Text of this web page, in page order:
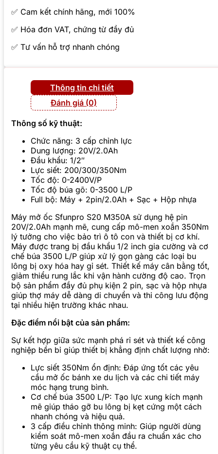
✅ Cam kết chính hãng, mới 100%
✅ Hóa đơn VAT, chứng từ đầy đủ
✅ Tư vấn hỗ trợ nhanh chóng
Thông tin chi tiết
Đánh giá (0)
Thông số kỹ thuật:
Chức năng: 3 cấp chỉnh lực
Dung lượng: 20V/2.0Ah
Đầu khẩu: 1/2″
Lực siết: 200/300/350Nm
Tốc độ: 0-2400V/P
Tốc độ búa gõ: 0-3500 L/P
Full bộ: Máy + 2pin/2.0Ah + Sạc + Hộp nhựa
Máy mở ốc Sfunpro S20 M350A sử dụng hệ pin
20V/2.0Ah mạnh mẽ, cung cấp mô-men xoắn 350Nm
lý tưởng cho việc bảo trì ô tô con và thiết bị cơ khí.
Máy được trang bị đầu khẩu 1/2 inch gia cường và cơ
chế búa 3500 L/P giúp xử lý gọn gàng các loại bu
lông bị oxy hóa hay gỉ sét. Thiết kế máy cân bằng tốt,
giảm thiểu rung lắc khi vận hành cường độ cao. Trọn
bộ sản phẩm đầy đủ phụ kiện 2 pin, sạc và hộp nhựa
giúp thợ máy dễ dàng di chuyển và thi công lưu động
tại nhiều hiện trường khác nhau.
Đặc điểm nổi bật của sản phẩm:
Sự kết hợp giữa sức mạnh phá rỉ sét và thiết kế công
nghiệp bền bỉ giúp thiết bị khẳng định chất lượng nhờ:
Lực siết 350Nm ổn định: Đáp ứng tốt các yêu
cầu mở ốc bánh xe du lịch và các chi tiết máy
móc hạng trung bình.
Cơ chế búa 3500 L/P: Tạo lực xung kích mạnh
mẽ giúp tháo gỡ bu lông bị kẹt cứng một cách
nhanh chóng và hiệu quả.
3 cấp điều chỉnh thông minh: Giúp người dùng
kiểm soát mô-men xoắn đầu ra chuẩn xác cho
từng yêu cầu kỹ thuật cụ thể.